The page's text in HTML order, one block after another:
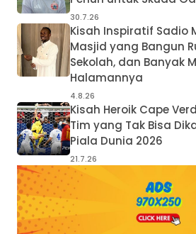
30.7.26
Kisah Inspiratif Sadio
Masjid yang Bangun
Sekolah, dan Banyak
Halamannya
4.8.26
Kisah Heroik Cape
Tim yang Tak Bisa
Piala Dunia 2026
21.7.26